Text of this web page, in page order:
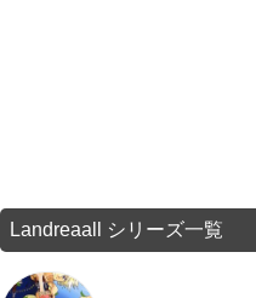
Landreaall シリーズ一覧